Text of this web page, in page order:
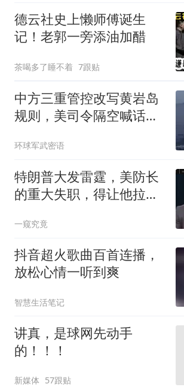
德云社史上懒师傅诞生
记！老郭一旁添油加醋
茶喝多了睡不着 7跟贴
中方三重管控改写黄岩岛
规则，美司令隔空喊话露
环球军武密语
特朗普大发雷霆，美防长
的重大失职，得让他拉下
一窥究竟
抖音超火歌曲百首连播，
放松心情一听到爽
智慧生活笔记
讲真，是球网先动手
的！！！
新媒体 57跟贴